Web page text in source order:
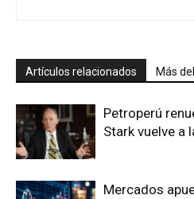
Artículos relacionados Más
Petroperú
Stark vuelve a
Mercados